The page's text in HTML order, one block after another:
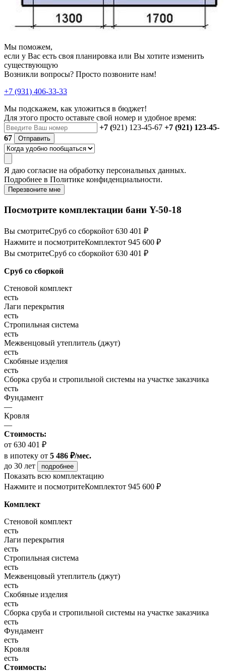
Мы поможем,
если у Вас есть своя планировка или Вы хотите изменить
существующую
Возникли вопросы? Просто позвоните нам!
+7 (931) 406-33-33
Мы подскажем, как уложиться в бюджет!
Для этого просто оставьте свой номер и удобное время:
+7 (921) 123-45-67 +7 (921) 123-45-
67
Отправить
Я даю согласие на обработку персональных данных.
Подробнее в Политике конфиденциальности.
Перезвоните мне
Посмотрите комплектации бани Y-50-18
Вы смотритеСруб со сборкойот 630 401 ₽
Нажмите и посмотритеКомплектот 945 600 ₽
Вы смотритеСруб со сборкойот 630 401 ₽
Сруб со сборкой
Стеновой комплект
есть
Лаги перекрытия
есть
Стропильная система
есть
Межвенцовый утеплитель (джут)
есть
Скобяные изделия
есть
Сборка сруба и стропильной системы на участке заказчика
есть
Фундамент
—
Кровля
—
Стоимость:
от 630 401 ₽
в ипотеку от 5 486 ₽/мес.
до 30 лет
подробнее
Показать всю комплектацию
Нажмите и посмотритеКомплектот 945 600 ₽
Комплект
Стеновой комплект
есть
Лаги перекрытия
есть
Стропильная система
есть
Межвенцовый утеплитель (джут)
есть
Скобяные изделия
есть
Сборка сруба и стропильной системы на участке заказчика
есть
Фундамент
есть
Кровля
есть
Стоимость: